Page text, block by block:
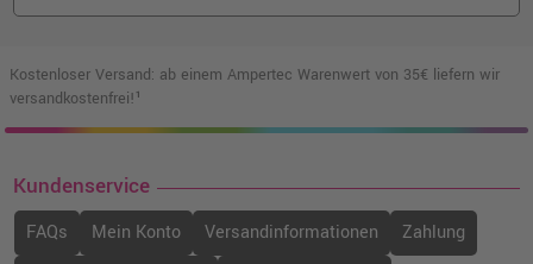
Kostenloser Versand: ab einem Ampertec Warenwert von 35€ liefern wir
versandkostenfrei!¹
Kundenservice
FAQs Mein Konto Versandinformationen
Zahlung